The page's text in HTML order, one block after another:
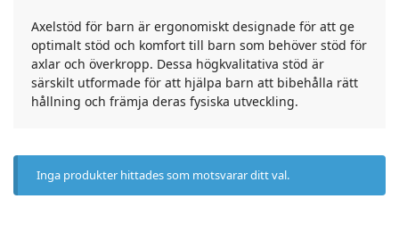
Axelstöd för barn är ergonomiskt designade för att ge
optimalt stöd och komfort till barn som behöver stöd för
axlar och överkropp. Dessa högkvalitativa stöd är
särskilt utformade för att hjälpa barn att bibehålla rätt
hållning och främja deras fysiska utveckling.
Inga produkter hittades som motsvarar ditt val.